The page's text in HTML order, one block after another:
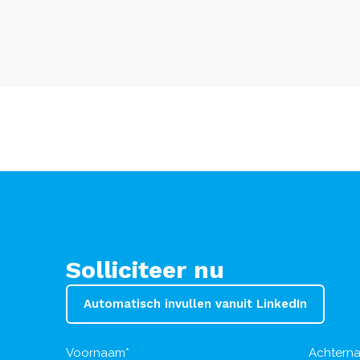
Solliciteer nu
Automatisch invullen vanuit LinkedIn
Voornaam*